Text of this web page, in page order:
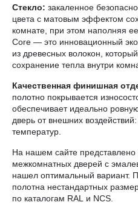
Стекло: закаленное
цвета с матовым эффектом
комнате, при этом наполняя
Core — это инновационный
из древесных волокон,
сохранение тепла внутри
Качественная финишная
полотно покрывается
обеспечивает идеально
дверь от внешних
температур.
На нашем сайте
межкомнатных дверей с
нашел оптимальный вариант.
полотна нестандартных
по каталогам RAL и NCS.